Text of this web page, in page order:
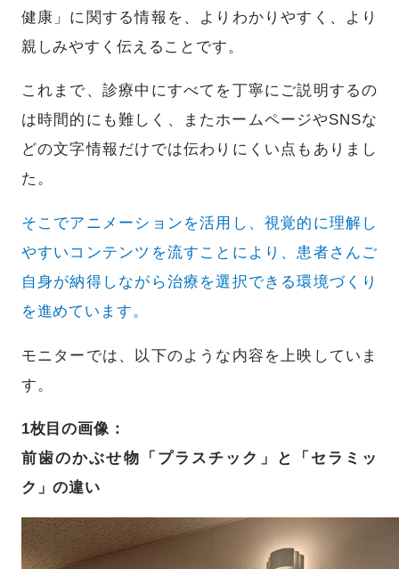
健康」に関する情報を、よりわかりやすく、より
親しみやすく伝えることです。
これまで、診療中にすべてを丁寧にご説明するの
は時間的にも難しく、またホームページやSNSな
どの文字情報だけでは伝わりにくい点もありまし
た。
そこでアニメーションを活用し、視覚的に理解し
やすいコンテンツを流すことにより、患者さんご
自身が納得しながら治療を選択できる環境づくり
を進めています。
モニターでは、以下のような内容を上映していま
す。
1枚目の画像：
前歯のかぶせ物「プラスチック」と「セラミッ
ク」の違い